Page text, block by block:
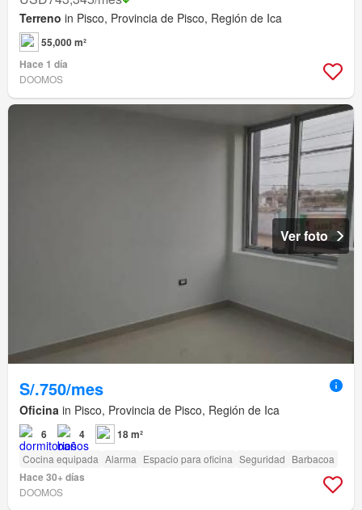
Terreno in Pisco, Provincia de Pisco, Región de Ica
55,000 m²
Hace 1 día
DOOMOS
Ver foto
S/.750/mes
Oficina in Pisco, Provincia de Pisco, Región de Ica
6 4 18 m²
Cocina equipada Alarma Espacio para oficina Seguridad Barbacoa
Hace 30+ días
DOOMOS